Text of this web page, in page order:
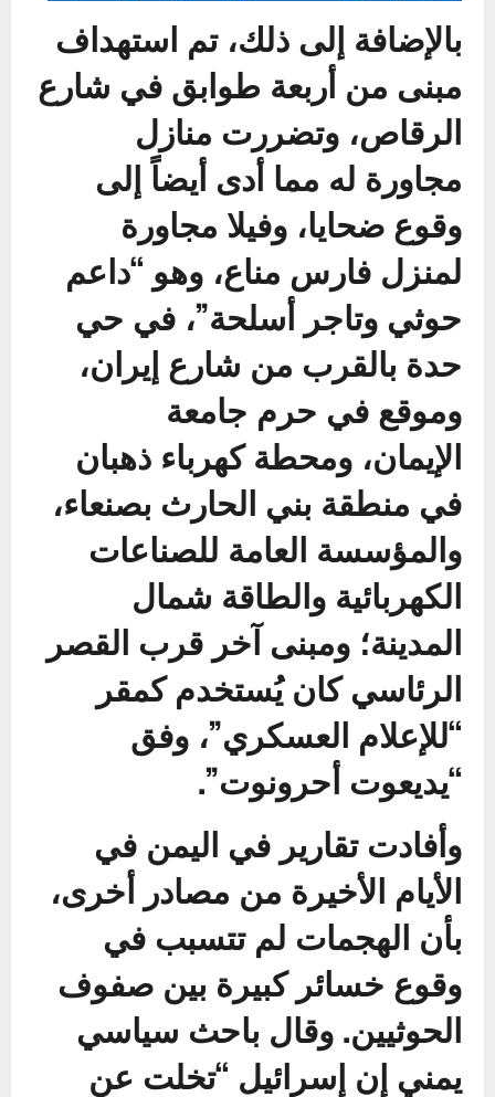
بالإضافة إلى ذلك، تم استهداف
مبنى من أربعة طوابق في شارع
الرقاص، وتضررت منازل
مجاورة له مما أدى أيضاً إلى
وقوع ضحايا، وفيلا مجاورة
لمنزل فارس مناع، وهو “داعم
حوثي وتاجر أسلحة”، في حي
حدة بالقرب من شارع إيران،
وموقع في حرم جامعة
الإيمان، ومحطة كهرباء ذهبان
في منطقة بني الحارث بصنعاء،
والمؤسسة العامة للصناعات
الكهربائية والطاقة شمال
المدينة؛ ومبنى آخر قرب القصر
الرئاسي كان يُستخدم كمقر
“للإعلام العسكري”، وفق
“يديعوت أحرونوت”.
وأفادت تقارير في اليمن في
الأيام الأخيرة من مصادر أخرى،
بأن الهجمات لم تتسبب في
وقوع خسائر كبيرة بين صفوف
الحوثيين. وقال باحث سياسي
يمني إن إسرائيل “تخلت عن